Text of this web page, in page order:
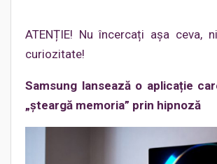
ATENȚIE! Nu încercați așa ceva,
curiozitate!
Samsung lansează o aplicație
„șteargă memoria” prin hipnoză